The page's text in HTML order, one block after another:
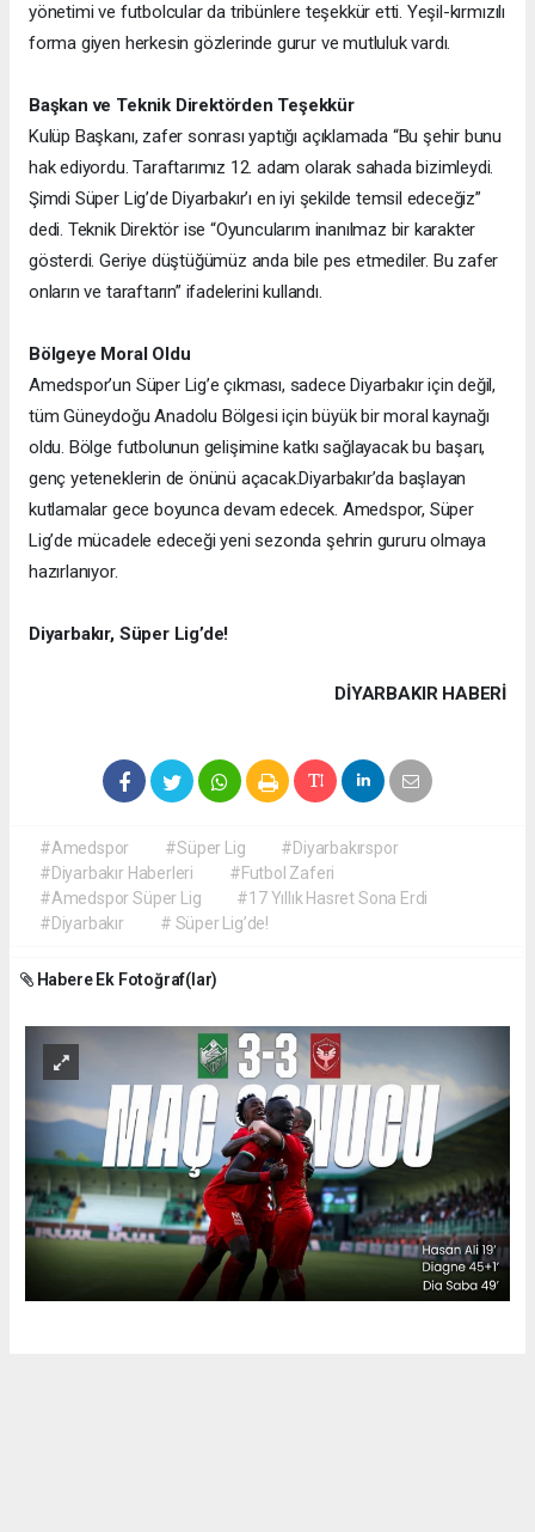
yönetimi ve futbolcular da tribünlere teşekkür etti. Yeşil-kırmızılı
forma giyen herkesin gözlerinde gurur ve mutluluk vardı.
Başkan ve Teknik Direktörden Teşekkür
Kulüp Başkanı, zafer sonrası yaptığı açıklamada “Bu şehir bunu
hak ediyordu. Taraftarımız 12. adam olarak sahada bizimleydi.
Şimdi Süper Lig’de Diyarbakır’ı en iyi şekilde temsil edeceğiz”
dedi. Teknik Direktör ise “Oyuncularım inanılmaz bir karakter
gösterdi. Geriye düştüğümüz anda bile pes etmediler. Bu zafer
onların ve taraftarın” ifadelerini kullandı.
Bölgeye Moral Oldu
Amedspor’un Süper Lig’e çıkması, sadece Diyarbakır için değil,
tüm Güneydoğu Anadolu Bölgesi için büyük bir moral kaynağı
oldu. Bölge futbolunun gelişimine katkı sağlayacak bu başarı,
genç yeteneklerin de önünü açacak.Diyarbakır’da başlayan
kutlamalar gece boyunca devam edecek. Amedspor, Süper
Lig’de mücadele edeceği yeni sezonda şehrin gururu olmaya
hazırlanıyor.
Diyarbakır, Süper Lig’de!
DIYARBAKIR HABERİ
#Amedspor #Süper Lig
#Diyarbakırspor
#Diyarbakır Haberleri
#Futbol Zaferi
#Amedspor Süper Lig
#17 Yıllık Hasret Sona Erdi
#Diyarbakır
# Süper Lig’de!
Habere Ek Fotoğraf(lar)